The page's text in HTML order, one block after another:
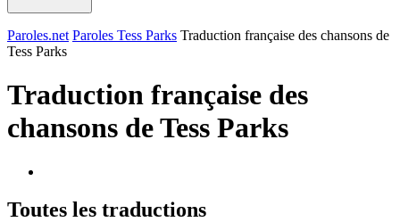
Paroles.net Paroles Tess Parks Traduction française des chansons de
Tess Parks
Traduction française des
chansons deTess Parks
Toutes les traductions